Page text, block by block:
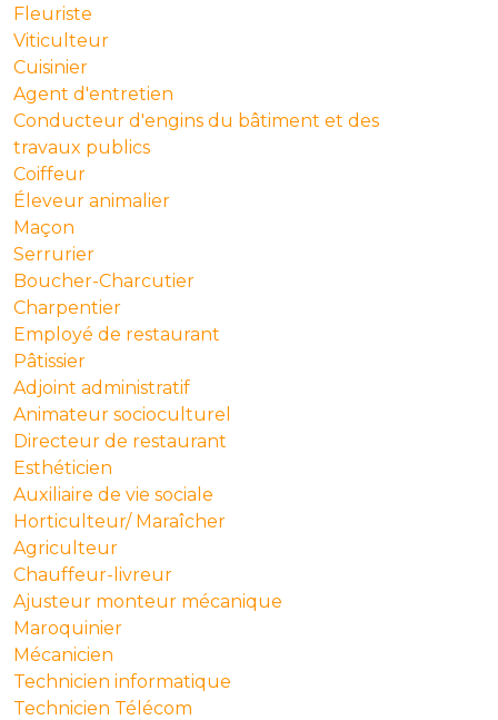
Fleuriste
Viticulteur
Cuisinier
Agent d'entretien
Conducteur d'engins du bâtiment et des
travaux publics
Coiffeur
Éleveur animalier
Maçon
Serrurier
Boucher-Charcutier
Charpentier
Employé de restaurant
Pâtissier
Adjoint administratif
Animateur socioculturel
Directeur de restaurant
Esthéticien
Auxiliaire de vie sociale
Horticulteur/ Maraîcher
Agriculteur
Chauffeur-livreur
Ajusteur monteur mécanique
Maroquinier
Mécanicien
Technicien informatique
Technicien Télécom